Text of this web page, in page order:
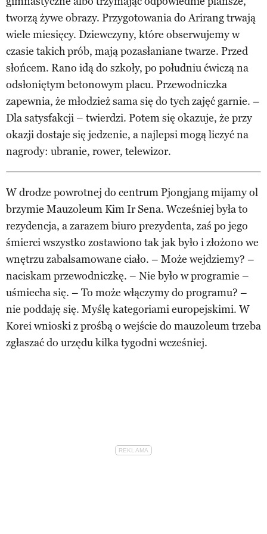
tworzą żywe obrazy. Przygotowania do Arirang trwają
wiele miesięcy. Dziewczyny, które obserwujemy w
czasie takich prób, mają pozasłaniane twarze. Przed
słońcem. Rano idą do szkoły, po południu ćwiczą na
odsłoniętym betonowym placu. Przewodniczka
zapewnia, że młodzież sama się do tych zajęć garnie. –
Dla satysfakcji – twierdzi. Potem się okazuje, że przy
okazji dostaje się jedzenie, a najlepsi mogą liczyć na
nagrody: ubranie, rower, telewizor.
W drodze powrotnej do centrum Pjongjang mijamy ol
brzymie Mauzoleum Kim Ir Sena. Wcześniej była to
rezydencja, a zarazem biuro prezydenta, zaś po jego
śmierci wszystko zostawiono tak jak było i złożono we
wnętrzu zabalsamowane ciało. – Może wejdziemy? –
naciskam przewodniczkę. – Nie było w programie –
uśmiecha się. – To może włączymy do programu? –
nie poddaję się. Myślę kategoriami europejskimi. W
Korei wnioski z prośbą o wejście do mauzoleum trzeba
zgłaszać do urzędu kilka tygodni wcześniej.